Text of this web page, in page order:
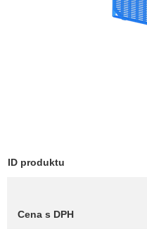
ID produktu
Cena s DPH